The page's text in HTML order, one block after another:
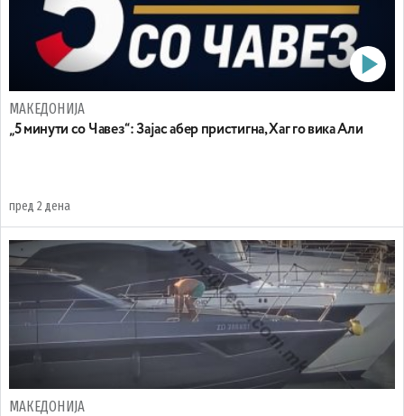
МАКЕДОНИЈА
„5 минути со Чавез“: Зајас абер пристигна, Хаг го вика Али
пред 2 дена
МАКЕДОНИЈА